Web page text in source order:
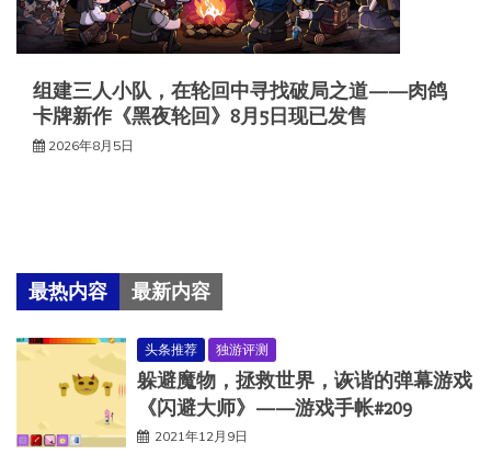
组建三人小队，在轮回中寻找破局之道——肉鸽
卡牌新作《黑夜轮回》8月5日现已发售
2026年8月5日
最热内容 最新内容
头条推荐 独游评测
躲避魔物，拯救世界，诙谐的弹幕游戏
《闪避大师》——游戏手帐#209
2021年12月9日